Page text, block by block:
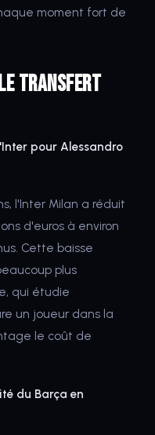
moment fort de
le transfert
pour Alessandro
l'Inter Milan a réduit
d'euros à environ
Cette baisse
plus
qui étudie
un joueur dans la
le coût de
du Barça en